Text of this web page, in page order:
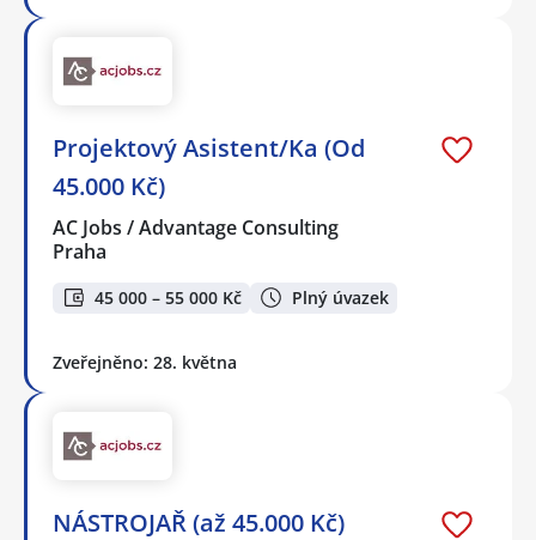
Projektový Asistent/Ka (Od
45.000 Kč)
AC Jobs / Advantage Consulting
Praha
45 000 – 55 000 Kč Plný úvazek
Zveřejněno: 28. května
NÁSTROJAŘ (až 45.000 Kč)